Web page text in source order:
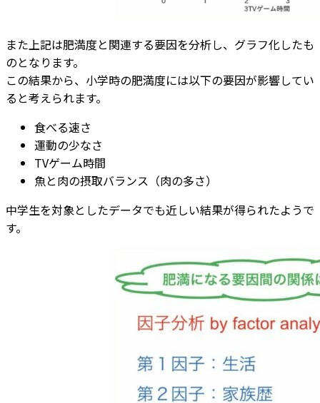
また上記は肥満度と関連する要因を分析し、グラフ化したも
のとなります。
この結果から、小学時の肥満度には以下の要因が影響してい
ると考えられます。
食べる速さ
運動の少なさ
TVゲーム時間
魚と肉の摂取バランス（肉の多さ）
中学生を対象としたデータでも近しい結果が得られたようで
す。